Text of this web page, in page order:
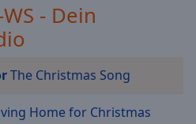
- Dein
The Christmas Song
Home for Christmas